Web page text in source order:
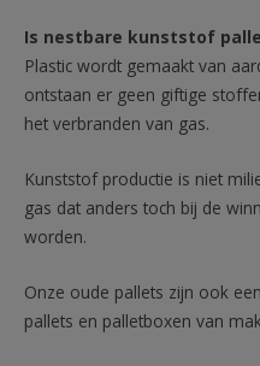
Is nestbare kunststof
Plastic wordt gemaakt van
ontstaan er geen giftige
het verbranden van gas.
Kunststof productie is niet
gas dat anders toch bij de
worden.
Onze oude pallets zijn ook
pallets en palletboxen van